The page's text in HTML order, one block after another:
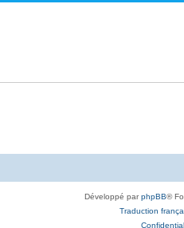
Développé parphpBB®
Traduction